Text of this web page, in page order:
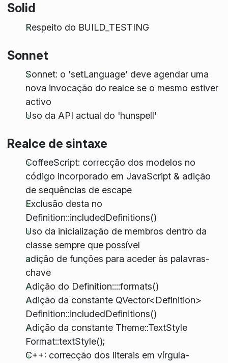
Solid
Respeito do BUILD_TESTING
Sonnet
Sonnet: o 'setLanguage' deve agendar uma
nova invocação do realce se o mesmo estiver
activo
Uso da API actual do 'hunspell'
Realce de sintaxe
CoffeeScript: correcção dos modelos no
código incorporado em JavaScript & adição
de sequências de escape
Exclusão desta no
Definition::includedDefinitions()
Uso da inicialização de membros dentro da
classe sempre que possível
adição de funções para aceder às palavras-
chave
Adição do Definition::::formats()
Adição da constante QVector<Definition>
Definition::includedDefinitions()
Adição da constante Theme::TextStyle
Format::textStyle();
C++: correcção dos literais em vírgula-